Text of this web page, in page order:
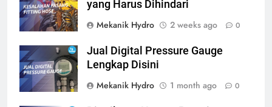
yang Harus Dihindari
Mekanik Hydro
2 weeks ago 0
Jual Digital Pressure Gauge
Lengkap Disini
Mekanik Hydro
1 month ago 0